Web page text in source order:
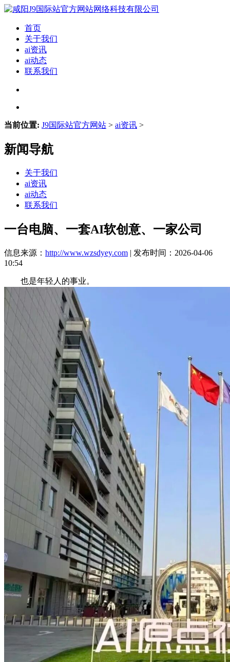
首页
关于我们
ai资讯
ai动态
联系我们
当前位置: J9国际站官方网站 > ai资讯 >
新闻导航
关于我们
ai资讯
ai动态
联系我们
一台电脑、一套AI软创意、一家公司
信息来源： http://www.wzsdyey.com | 发布时间：2026-04-06
10:54
也是年轻人的事业。